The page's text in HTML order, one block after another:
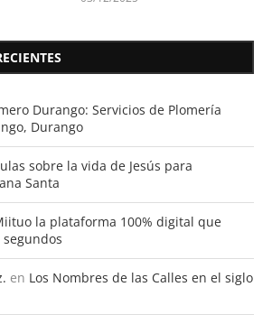
Durango: Servicios de Plomería
Durango
sobre la vida de Jesús para
Santa
la plataforma 100% digital que
en Los Nombres de las Calles en el siglo